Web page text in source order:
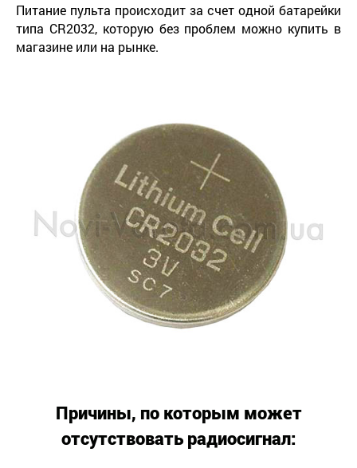
Питание пульта происходит за счет одной батарейки
типа CR2032, которую без проблем можно купить в
магазине или на рынке.
Причины, по которым может
отсутствовать радиосигнал: